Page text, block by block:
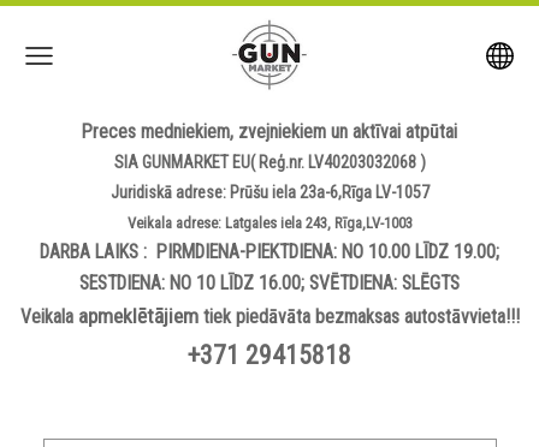
Preces medniekiem, zvejniekiem un aktīvai atpūtai
SIA GUNMARKET EU( Reģ.nr. LV40203032068 )
Juridiskā adrese: Prūšu iela 23a-6,Rīga LV-1057
Veikala adrese: Latgales iela 243, Rīga,LV-1003
DARBA LAIKS : PIRMDIENA-PIEKTDIENA: NO 10.00 LĪDZ 19.00;
SESTDIENA: NO 10 LĪDZ 16.00; SVĒTDIENA: SLĒGTS
Veikala apmeklētājiemtiek piedāvāta bezmaksas autostāvvieta!!!
+371 29415818